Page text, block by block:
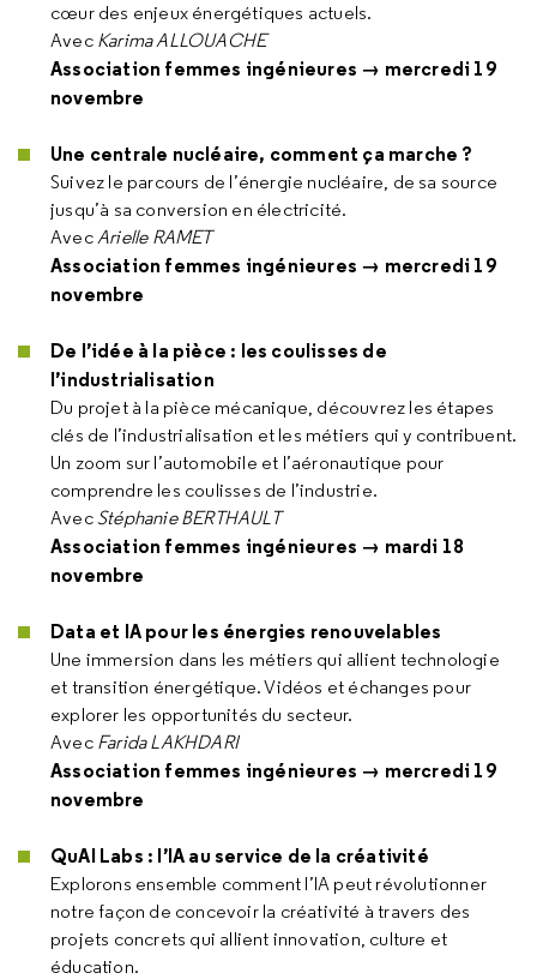
cœur des enjeux énergétiques actuels.
Avec Karima ALLOUACHE
Association femmes ingénieures → mercredi 19
novembre
Une centrale nucléaire, comment ça marche ?
Suivez le parcours de l’énergie nucléaire, de sa source
jusqu’à sa conversion en électricité.
AvecArielle RAMET
Association femmes ingénieures → mercredi 19
novembre
De l’idée à la pièce : les coulisses de
l’industrialisation
Du projet à la pièce mécanique, découvrez les étapes
clés de l’industrialisation et les métiers qui y contribuent.
Un zoom sur l’automobile et l’aéronautique pour
comprendre les coulisses de l’industrie.
Avec Stéphanie BERTHAULT
Association femmes ingénieures → mardi 18
novembre
Data et IA pour les énergies renouvelables
Une immersion dans les métiers qui allient technologie
et transition énergétique. Vidéos et échanges pour
explorer les opportunités du secteur.
Avec Farida LAKHDARI
Association femmes ingénieures → mercredi 19
novembre
QuAI Labs : l’IA au service de la créativité
Explorons ensemble comment l’IA peut révolutionner
notre façon de concevoir la créativité à travers des
projets concrets qui allient innovation, culture et
éducation.